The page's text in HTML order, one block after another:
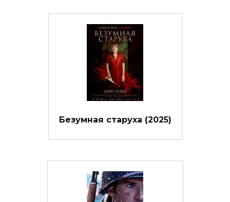
Безумная старуха (2025)